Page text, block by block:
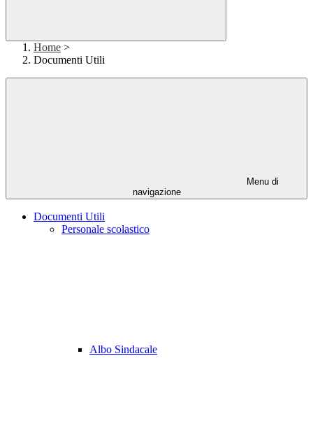
Home >
Documenti Utili
Menu di
navigazione
Documenti Utili
Personale scolastico
Albo Sindacale